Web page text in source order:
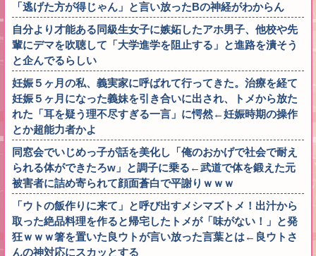
「逃げた方が得じゃん」と言い放ったBの神経がわからん
自分より才能ある同級生女子に嫉妬したアホ男子、他校や先
輩にデマを吹聴して「大学進学を阻止する」と進路を潰そう
と企んでるらしい
妊娠５ヶ月の私、義実家に呼ばれて行ってきた。治療を経て
妊娠５ヶ月になった義妹を引き合いに出され、トメから放た
れた「耳を疑う理不尽すぎる一言」に愕然←妊娠時期の操作
とか超能力者かよ
同窓会でいじめっ子が話を美化し「俺のおかげで社会で耐え
られる体ができたろw」と調子に乗る←武道で体を鍛えた元
被害者に詰め寄られて顔面蒼白で平謝りｗｗｗ
「ウトの飯作りに来て」と呼び出すメシマズトメ！出汁から
取った絶品料理を作ると帰宅したトメが「味がない！」と発
狂ｗｗｗ箸を置いた良ウトが言い放った言葉とは←良ウトさ
んの神対応にスカッとする